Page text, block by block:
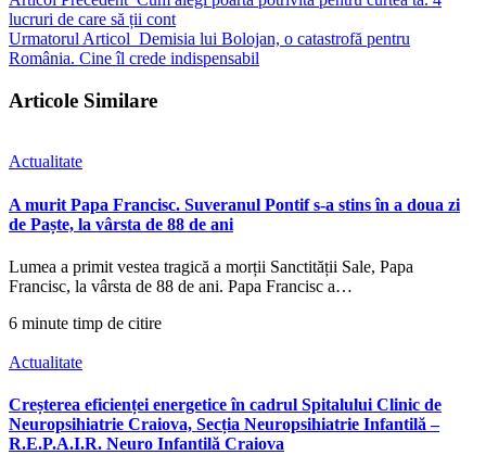
lucruri de care să ții cont
Urmatorul Articol Demisia lui Bolojan, o catastrofă pentru
România. Cine îl crede indispensabil
Articole Similare
Actualitate
A murit Papa Francisc. Suveranul Pontif s-a stins în a doua zi
de Paște, la vârsta de 88 de ani
Lumea a primit vestea tragică a morții Sanctității Sale, Papa
Francisc, la vârsta de 88 de ani. Papa Francisc a…
6 minute timp de citire
Actualitate
Creșterea eficienței energetice în cadrul Spitalului Clinic de
Neuropsihiatrie Craiova, Secția Neuropsihiatrie Infantilă –
R.E.P.A.I.R. Neuro Infantilă Craiova